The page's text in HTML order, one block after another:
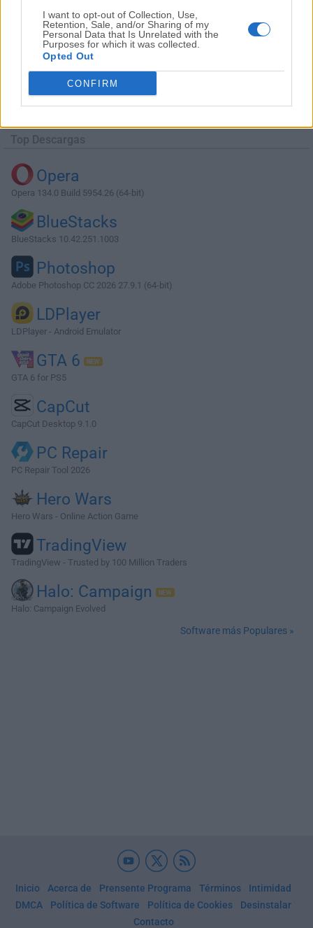
I want to opt-out of Collection, Use,
Retention, Sale, and/or Sharing of my
Personal Data that Is Unrelated with the
Purposes for which it was collected.
Opted Out
CONFIRM
Descargar MongoDB Compass 1.19.1
Top Descargas
Opera
Opera 134.0 Build 5954.26 (64-bit)
BlueStacks
BlueStacks 10.42.251.1003
Photoshop
Adobe Photoshop CC 2026 27.9.1 (64-bit)
LDPlayer
LDPlayer - Android Emulator
GTA 6
GTA 6 for PS5
CapCut
CapCut Desktop 9.1.0
PC Repair
PC Repair Tool 2026
Hero Wars
Hero Wars - Online Action Game
TradingView
TradingView - Trusted by 100 Million Traders
Halo: Campaign
Halo: Campaign Evolved
Software más Populares »
Inicio Acerca de Prensente Programa Términos
Intimidad
DMCA
Política de Software Política de Cookies
Desinstalar
Contacto